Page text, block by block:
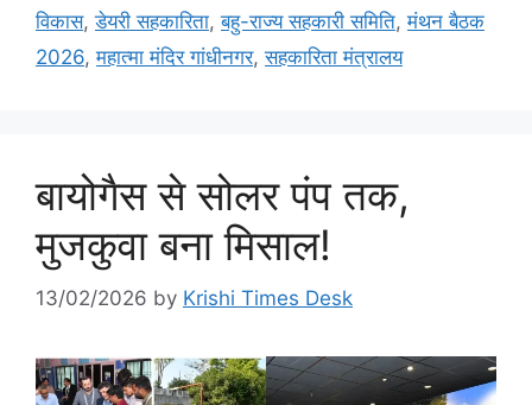
विकास,डेयरी सहकारिता,बहु-राज्य सहकारी समिति,मंथन बैठक
2026,महात्मा मंदिर गांधीनगर,सहकारिता मंत्रालय
बायोगैस से सोलर पंप तक,
मुजकुवा बना मिसाल!
13/02/2026 by Krishi Times Desk